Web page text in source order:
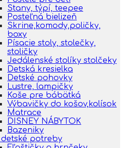
Stany, týpí, teepee
Posteľná bielizeň
Skrine,komody,poličky,
boxy
Písacie stoly, stolečky,
stoličky
Jedálenské stolíky stolčeky
Detská kresielka
Detské pohovky
Lustre, lampičky
Koše pre bábätká
Výbavičky do košov,kolísok
Matrace
DISNEY NÁBYTOK
Bazeniky
detské potreby